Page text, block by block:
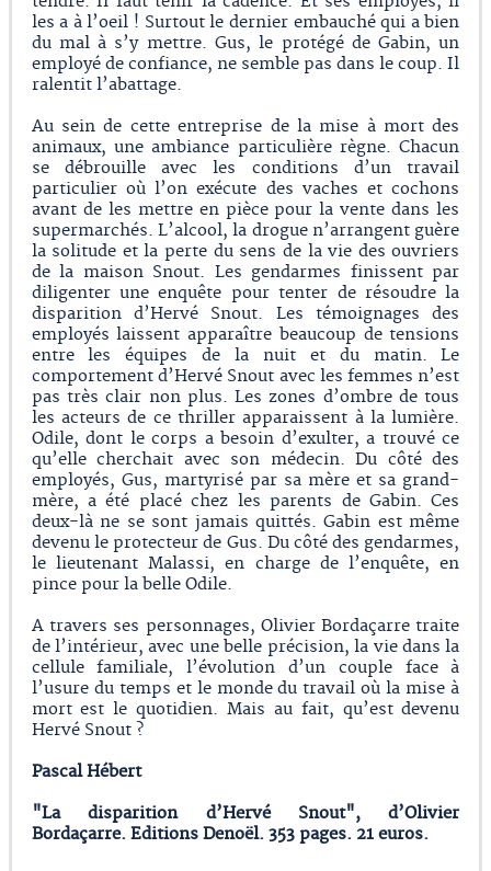
les a à l’oeil ! Surtout le dernier embauché qui a bien
du mal à s’y mettre. Gus, le protégé de Gabin, un
employé de confiance, ne semble pas dans le coup. Il
ralentit l’abattage.
Au sein de cette entreprise de la mise à mort des
animaux, une ambiance particulière règne. Chacun
se débrouille avec les conditions d’un travail
particulier où l’on exécute des vaches et cochons
avant de les mettre en pièce pour la vente dans les
supermarchés. L’alcool, la drogue n’arrangent guère
la solitude et la perte du sens de la vie des ouvriers
de la maison Snout. Les gendarmes finissent par
diligenter une enquête pour tenter de résoudre la
disparition d’Hervé Snout. Les témoignages des
employés laissent apparaître beaucoup de tensions
entre les équipes de la nuit et du matin. Le
comportement d’Hervé Snout avec les femmes n’est
pas très clair non plus. Les zones d’ombre de tous
les acteurs de ce thriller apparaissent à la lumière.
Odile, dont le corps a besoin d’exulter, a trouvé ce
qu’elle cherchait avec son médecin. Du côté des
employés, Gus, martyrisé par sa mère et sa grand-
mère, a été placé chez les parents de Gabin. Ces
deux-là ne se sont jamais quittés. Gabin est même
devenu le protecteur de Gus. Du côté des gendarmes,
le lieutenant Malassi, en charge de l’enquête, en
pince pour la belle Odile.
A travers ses personnages, Olivier Bordaçarre traite
de l’intérieur, avec une belle précision, la vie dans la
cellule familiale, l’évolution d’un couple face à
l’usure du temps et le monde du travail où la mise à
mort est le quotidien. Mais au fait, qu’est devenu
Hervé Snout ?
Pascal Hébert
"La disparition d’Hervé Snout", d’Olivier
Bordaçarre. Editions Denoël. 353 pages. 21 euros.